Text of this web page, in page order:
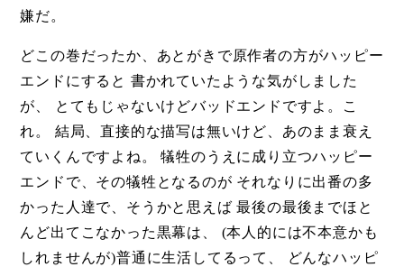
嫌だ。
どこの巻だったか、あとがきで原作者の方がハッピー
エンドにすると 書かれていたような気がしました
が、 とてもじゃないけどバッドエンドですよ。こ
れ。 結局、直接的な描写は無いけど、あのまま衰え
ていくんですよね。 犠牲のうえに成り立つハッピー
エンドで、その犠牲となるのが それなりに出番の多
かった人達で、そうかと思えば 最後の最後までほと
んど出てこなかった黒幕は、 (本人的には不本意かも
しれませんが)普通に生活してるって、 どんなハッピ